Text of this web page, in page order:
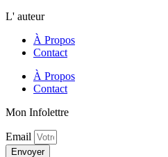
L' auteur
À Propos
Contact
À Propos
Contact
Mon Infolettre
Email
Envoyer